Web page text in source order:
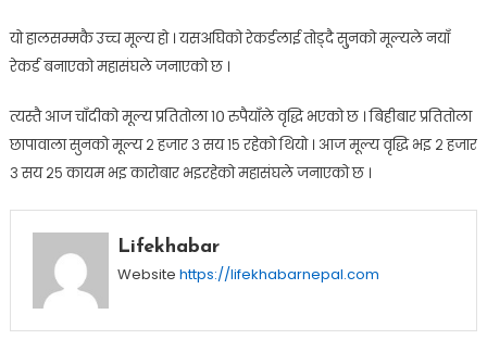
यो हालसम्मकै उच्च मूल्य हो । यसअघिको रेकर्डलाई तोड्दै सु्नको मूल्यले नयाँ
रेकर्ड बनाएको महासंघले जनाएको छ ।
त्यस्तै आज चाँदीको मूल्य प्रतितोला १० रुपैयाँले वृद्धि भएको छ । बिहीबार प्रतितोला
छापावाला सुनको मूल्य २ हजार ३ सय १५ रहेको थियो । आज मूल्य वृद्धि भइ २ हजार
३ सय २५ कायम भइ कारोबार भइरहेको महासंघले जनाएको छ ।
Lifekhabar
Website https://lifekhabarnepal.com